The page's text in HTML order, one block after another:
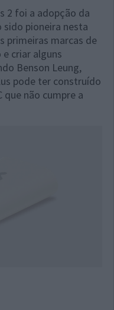
2 foi a adopção da
sido pioneira nesta
primeiras marcas de
criar alguns
Benson Leung,
pode ter construído
que não cumpre a